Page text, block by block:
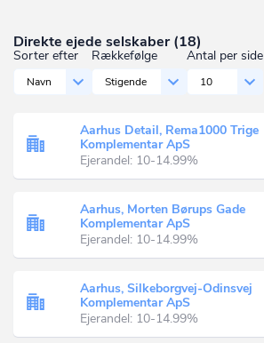
Direkte ejede selskaber (18)
Sorter efter
Navn
Rækkefølge
Stigende
Antal per side
10
Aarhus Detail, Rema1000 Trige
Komplementar ApS
Ejerandel: 10-14.99%
Aarhus, Morten Børups Gade
Komplementar ApS
Ejerandel: 10-14.99%
Aarhus, Silkeborgvej-Odinsvej
Komplementar ApS
Ejerandel: 10-14.99%